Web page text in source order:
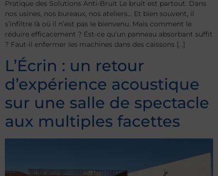
Pratique des Solutions Anti-Bruit Le bruit est partout. Dans
nos usines, nos bureaux, nos ateliers… Et bien souvent, il
s’infiltre là où il n’est pas le bienvenu. Mais comment le
réduire efficacement ? Est-ce qu’un panneau absorbant suffit
? Faut-il enfermer les machines dans des caissons […]
L’Écrin : un retour
d’expérience acoustique
sur une salle de spectacle
aux multiples facettes